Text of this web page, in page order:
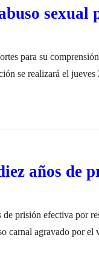
sexual
para su
se realizará el
años de
prisión efectiva por
carnal agravado por
de Juicio,